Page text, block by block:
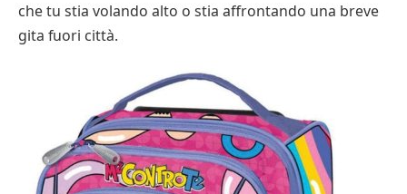
che tu stia volando alto o stia affrontando una breve
gita fuori città.